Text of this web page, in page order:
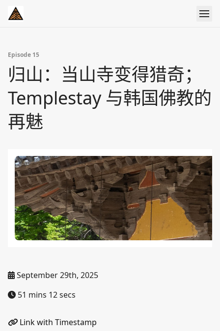
Episode 15
归山：当山寺变得猎奇；
Templestay 与韩国佛教的
再魅
September 29th, 2025
51 mins 12 secs
Link with Timestamp